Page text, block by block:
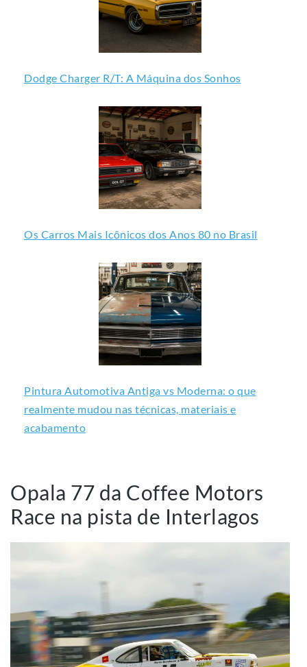
Dodge Charger R/T: A Máquina dos Sonhos
Os Carros Mais Icônicos dos Anos 80 no Brasil
Pintura Automotiva Antiga vs Moderna: o que
realmente mudou nas técnicas, materiais e
acabamento
Opala 77 da Coffee Motors
Race na pista de Interlagos